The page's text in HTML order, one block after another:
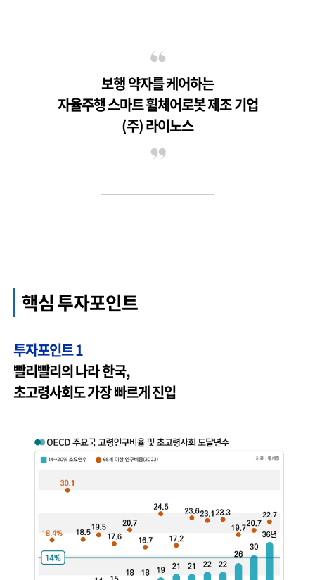
보행 약자를 케어하는
자율주행 스마트 휠체어로봇 제조 기업
(주) 라이노스
핵심 투자포인트
투자포인트 1
빨리빨리의 나라 한국,
초고령사회도 가장 빠르게 진입